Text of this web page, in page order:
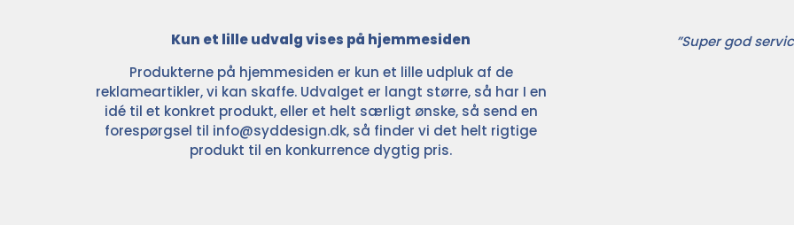
Kun et lille udvalg vises på hjemmesiden
Produkterne på hjemmesiden er kun et lille udpluk af de
reklameartikler, vi kan skaffe. Udvalget er langt større, så har I en
idé til et konkret produkt, eller et helt særligt ønske, så send en
forespørgsel til info@syddesign.dk, så finder vi det helt rigtige
produkt til en konkurrence dygtig pris.
”Super god